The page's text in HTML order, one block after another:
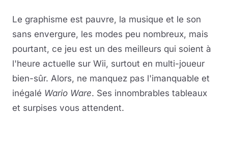
Le graphisme est pauvre, la musique et le son
sans envergure, les modes peu nombreux, mais
pourtant, ce jeu est un des meilleurs qui soient à
l'heure actuelle sur Wii, surtout en multi-joueur
bien-sûr. Alors, ne manquez pas l'imanquable et
inégalé Wario Ware. Ses innombrables tableaux
et surpises vous attendent.